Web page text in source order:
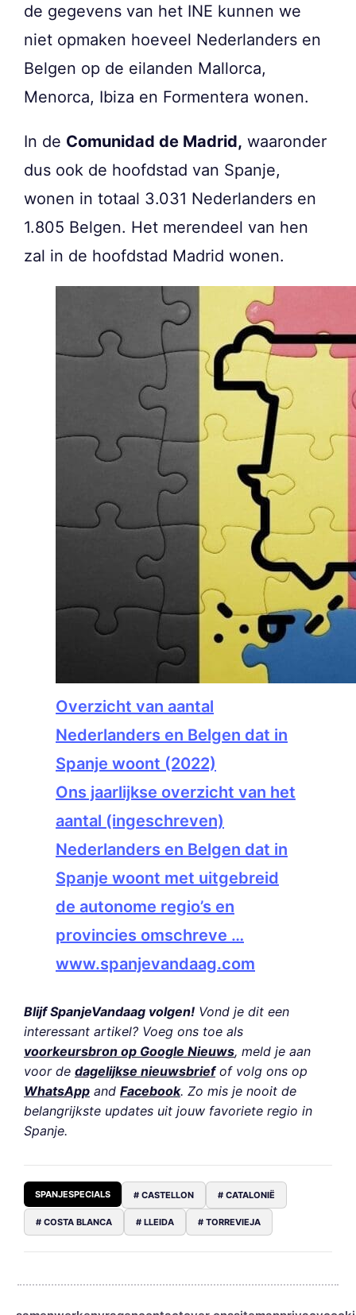
de gegevens van het INE kunnen we
niet opmaken hoeveel Nederlanders en
Belgen op de eilanden Mallorca,
Menorca, Ibiza en Formentera wonen.
In de Comunidad de Madrid, waaronder
dus ook de hoofdstad van Spanje,
wonen in totaal 3.031 Nederlanders en
1.805 Belgen. Het merendeel van hen
zal in de hoofdstad Madrid wonen.
Overzicht van aantal
Nederlanders en Belgen dat in
Spanje woont (2022)
Ons jaarlijkse overzicht van het
aantal (ingeschreven)
Nederlanders en Belgen dat in
Spanje woont met uitgebreid
de autonome regio’s en
provincies omschreve …
www.spanjevandaag.com
Blijf SpanjeVandaag volgen! Vond je dit een
interessant artikel? Voeg ons toe als
voorkeursbron op Google Nieuws, meld je aan
voor de dagelijkse nieuwsbriefof volg ons op
WhatsApp and Facebook. Zo mis je nooit de
belangrijkste updates uit jouw favoriete regio in
Spanje.
SPANJESPECIALS # CASTELLON # CATALONIË
# COSTA BLANCA # LLEIDA # TORREVIEJA